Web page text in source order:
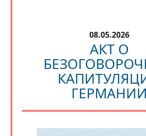
08.05.2026
АКТ О
ГЕРМАНИИ